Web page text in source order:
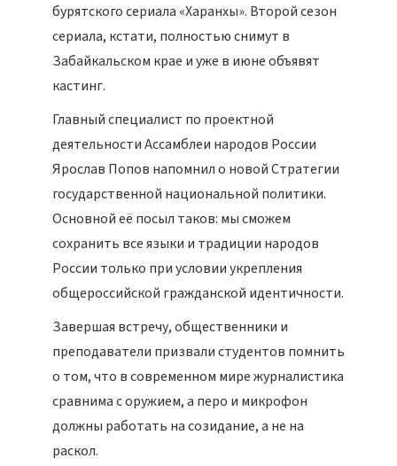
бурятского сериала «Харанхы». Второй сезон
сериала, кстати, полностью снимут в
Забайкальском крае и уже в июне объявят
кастинг.
Главный специалист по проектной
деятельности Ассамблеи народов России
Ярослав Попов напомнил о новой Стратегии
государственной национальной политики.
Основной её посыл таков: мы сможем
сохранить все языки и традиции народов
России только при условии укрепления
общероссийской гражданской идентичности.
Завершая встречу, общественники и
преподаватели призвали студентов помнить
о том, что в современном мире журналистика
сравнима с оружием, а перо и микрофон
должны работать на созидание, а не на
раскол.